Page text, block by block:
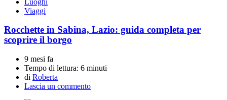
Viaggi
Rocchette in Sabina, Lazio: guida completa per
scoprire il borgo
9 mesi fa
Tempo di lettura: 6 minuti
di Roberta
Lascia un commento